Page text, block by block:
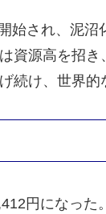
始され、泥
源高を招き
続け、世界的
円になった。